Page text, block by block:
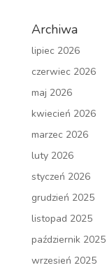
Archiwa
lipiec 2026
czerwiec 2026
maj 2026
kwiecień 2026
marzec 2026
luty 2026
styczeń 2026
grudzień 2025
listopad 2025
październik 2025
wrzesień 2025